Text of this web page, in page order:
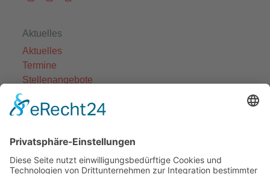
Aktuelles
Aktuelles
Termine
Stellenangebote
Fort- und Weiterbildung
Projekte
Informationen
Einrichtungen